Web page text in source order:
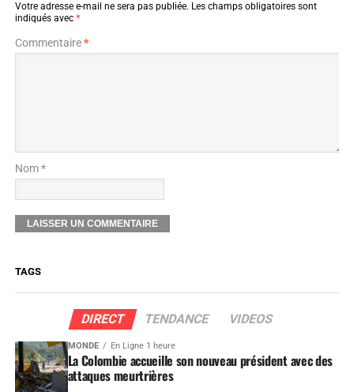
Votre adresse e-mail ne sera pas publiée. Les champs obligatoires sont
indiqués avec *
Commentaire*
Nom *
TAGS
DIRECT TENDANCE VIDEOS
MONDE En Ligne 1 heure
La Colombie accueille son nouveau président avec des
attaques meurtrières